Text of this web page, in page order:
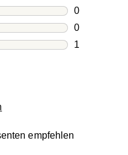
6
0
0
0
0
1
empfehlen